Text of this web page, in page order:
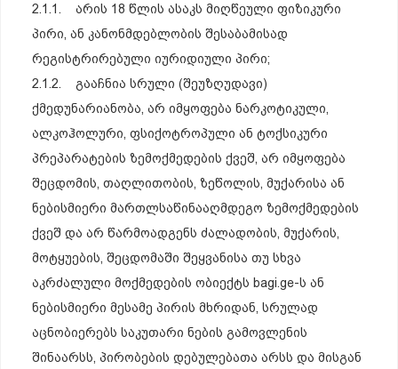
2.1.1. არის 18 წლის ასაკს მიღწეული ფიზიკური
პირი, ან კანონმდებლობის შესაბამისად
რეგისტრირებული იურიდიული პირი;
2.1.2. გააჩნია სრული (შეუზღუდავი)
ქმედუნარიანობა, არ იმყოფება ნარკოტიკული,
ალკოჰოლური, ფსიქოტროპული ან ტოქსიკური
პრეპარატების ზემოქმედების ქვეშ, არ იმყოფება
შეცდომის, თაღლითობის, ზეწოლის, მუქარისა ან
ნებისმიერი მართლსაწინააღმდეგო ზემოქმედების
ქვეშ და არ წარმოადგენს ძალადობის, მუქარის,
მოტყუების, შეცდომაში შეყვანისა თუ სხვა
აკრძალული მოქმედების ობიექტს bagi.ge-ს ან
ნებისმიერი მესამე პირის მხრიდან, სრულად
აცნობიერებს საკუთარი ნების გამოვლენის
შინაარსს, პირობების დებულებათა არსს და მისგან